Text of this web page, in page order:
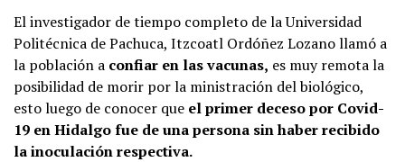
El investigador de tiempo completo de la Universidad
Politécnica de Pachuca, Itzcoatl Ordóñez Lozano llamó a
la población a confiar en las vacunas, es muy remota la
posibilidad de morir por la ministración del biológico,
esto luego de conocer que el primer deceso por Covid-
19 en Hidalgo fue de una persona sin haber recibido
la inoculación respectiva.